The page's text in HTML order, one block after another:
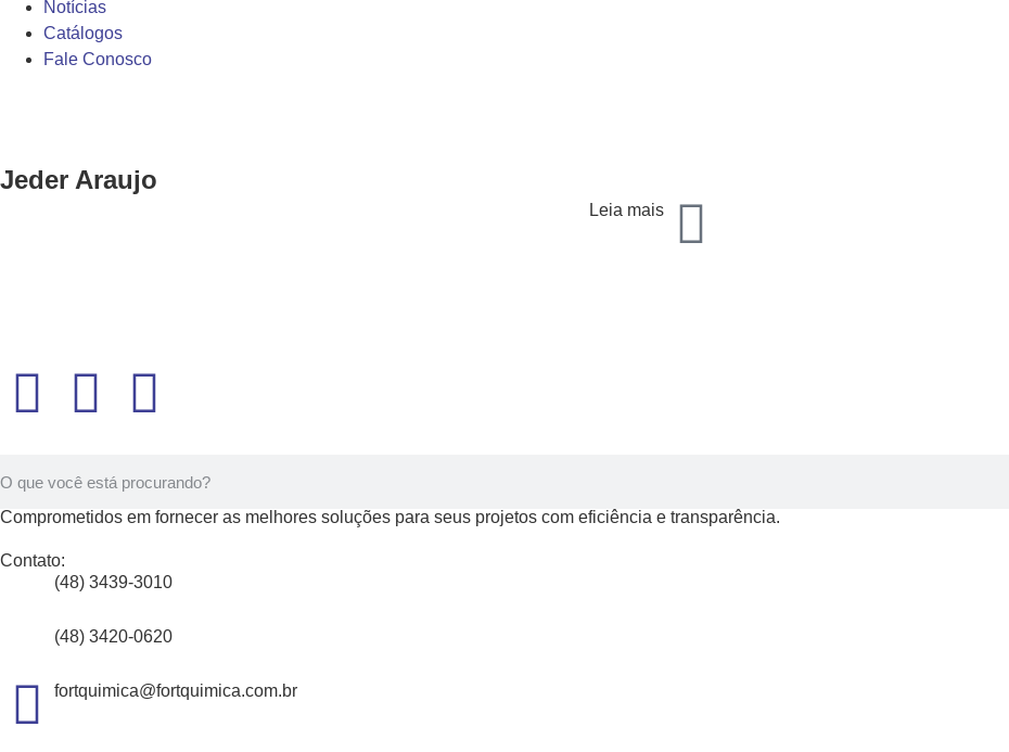
Notícias
Catálogos
Fale Conosco
Jeder Araujo
Leia mais
Comprometidos em fornecer as melhores soluções para seus projetos com eficiência e transparência.
Contato:
(48) 3439-3010
(48) 3420-0620
fortquimica@fortquimica.com.br